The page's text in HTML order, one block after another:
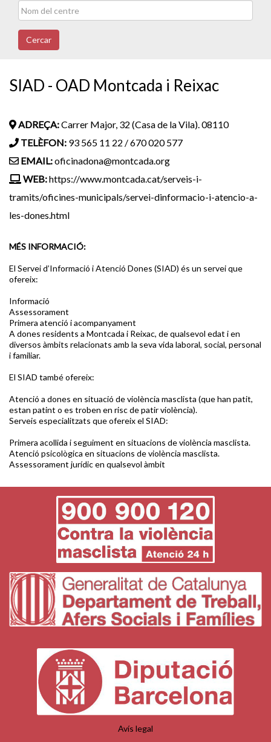
Cercar
SIAD - OAD Montcada i Reixac
ADREÇA:Carrer Major, 32 (Casa de la Vila). 08110
TELÈFON: 93 565 11 22 / 670 020 577
EMAIL:oficinadona@montcada.org
WEB:https://www.montcada.cat/serveis-i-
tramits/oficines-municipals/servei-dinformacio-i-atencio-a-
les-dones.html
MÉS INFORMACIÓ:
El Servei d’Informació i Atenció Dones (SIAD) és un servei que
ofereix:
Informació
Assessorament
Primera atenció i acompanyament
A dones residents a Montcada i Reixac, de qualsevol edat i en
diversos àmbits relacionats amb la seva vida laboral, social, personal
i familiar.
El SIAD també ofereix:
Atenció a dones en situació de violència masclista (que han patit,
estan patint o es troben en risc de patir violència).
Serveis especialitzats que ofereix el SIAD:
Primera acollida i seguiment en situacions de violència masclista.
Atenció psicològica en situacions de violència masclista.
Assessorament jurídic en qualsevol àmbit
Avís legal